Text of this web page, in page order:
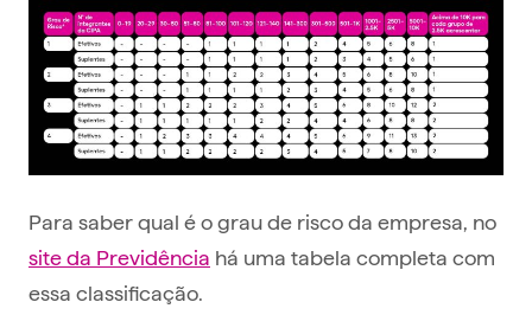
Para saber qual é o grau de risco da empresa, no
site da Previdência há uma tabela completa com
essa classificação.